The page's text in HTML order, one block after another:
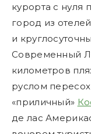
курорта с нуля
город из
и
Современный
километров
руслом
«приличный»
де лас